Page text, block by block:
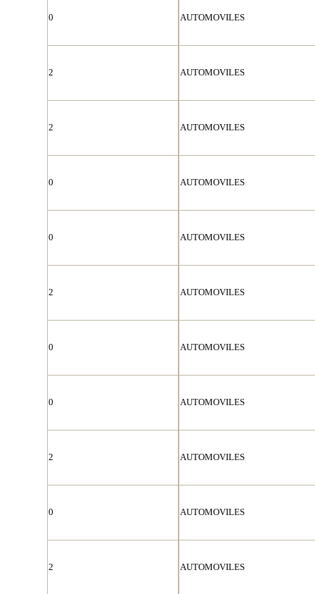
0 AUTOMOVILES
2 AUTOMOVILES
2 AUTOMOVILES
0 AUTOMOVILES
0 AUTOMOVILES
2 AUTOMOVILES
0 AUTOMOVILES
0 AUTOMOVILES
2 AUTOMOVILES
0 AUTOMOVILES
2 AUTOMOVILES